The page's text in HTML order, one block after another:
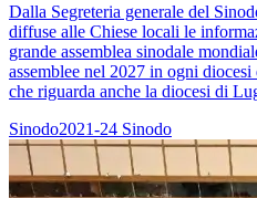
Dalla Segreteria generale del
diffuse alle Chiese locali le
grande assemblea sinodale
assemblee nel 2027 in ogni
che riguarda anche la diocesi di
Sinodo2021-24 Sinodo